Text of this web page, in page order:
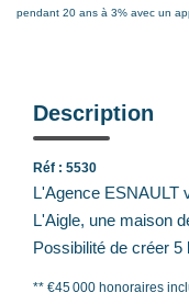
pendant 20 ans à 3% avec un
Description
Réf : 5530
L'Agence ESNAULT
L'Aigle, une maison
Possibilité de créer
** €45 000 honoraires